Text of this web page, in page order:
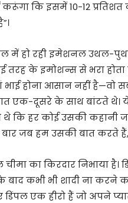
कि इसमें 10-12 प्रतिशत
में हो रही इमेशनल उथल-
तरह के इमोशन्स से भरा
भाई होना आसान नहीं है—वो
एक-दूसरे के साथ बांटते थे।
थे कि हर कोई उसकी कहानी
जब हम उसकी बात करते
का किरदार निभाया है।
बाद कभी भी शादी ना करने
डिंपल एक हीरो हैं जो अपने